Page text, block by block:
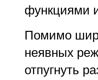
функциями
Помимо
неявных
отпугнуть